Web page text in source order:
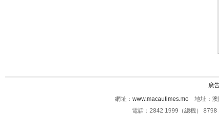
廣
網址： www.macautimes.mo 地址：澳
電話：2842 1999（總機）